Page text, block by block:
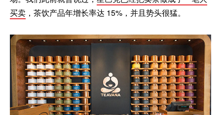
买卖 ，茶饮产品年增长率达 15%，并且势头很猛。